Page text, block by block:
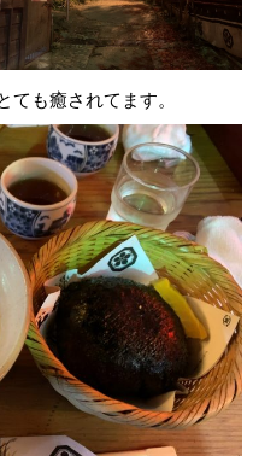
ても癒されてます。